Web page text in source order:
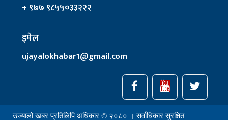
+ ९७७ ९८५५०३३२२२
इमेल
ujayalokhabar1@gmail.com
उज्यालो खबर प्रतिलिपि अधिकार © २०८० । सर्वाधिकार सुरक्षित